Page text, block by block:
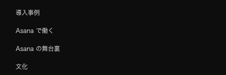
導入事例
Asana で働く
Asana の舞台裏
文化